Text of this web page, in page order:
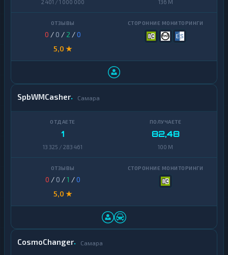
2 401 / 1 000 000 136 M
0 / 0 / 2 /0
5,0 ★
SpbWMCasher Самара
1
13 325 / 283 461
82,48
100 M
0 / 0 /1 /0
5,0 ★
CosmoChanger Самара